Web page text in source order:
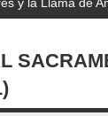
y la Llama de